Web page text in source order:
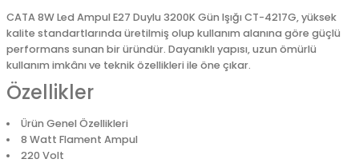
CATA 8W Led Ampul E27 Duylu 3200K Gün Işığı CT-4217G, yüksek
kalite standartlarında üretilmiş olup kullanım alanına göre güçlü
performans sunan bir üründür. Dayanıklı yapısı, uzun ömürlü
kullanım imkânı ve teknik özellikleri ile öne çıkar.
Özellikler
Ürün Genel Özellikleri
8 Watt Flament Ampul
220 Volt